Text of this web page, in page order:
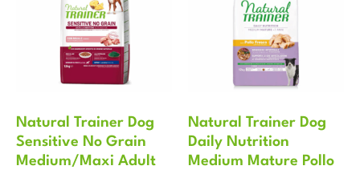
Natural Trainer Dog
Sensitive No Grain
Medium/Maxi Adult
Natural Trainer Dog
Daily Nutrition
Medium Mature Pollo